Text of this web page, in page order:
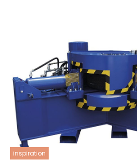
inspiration